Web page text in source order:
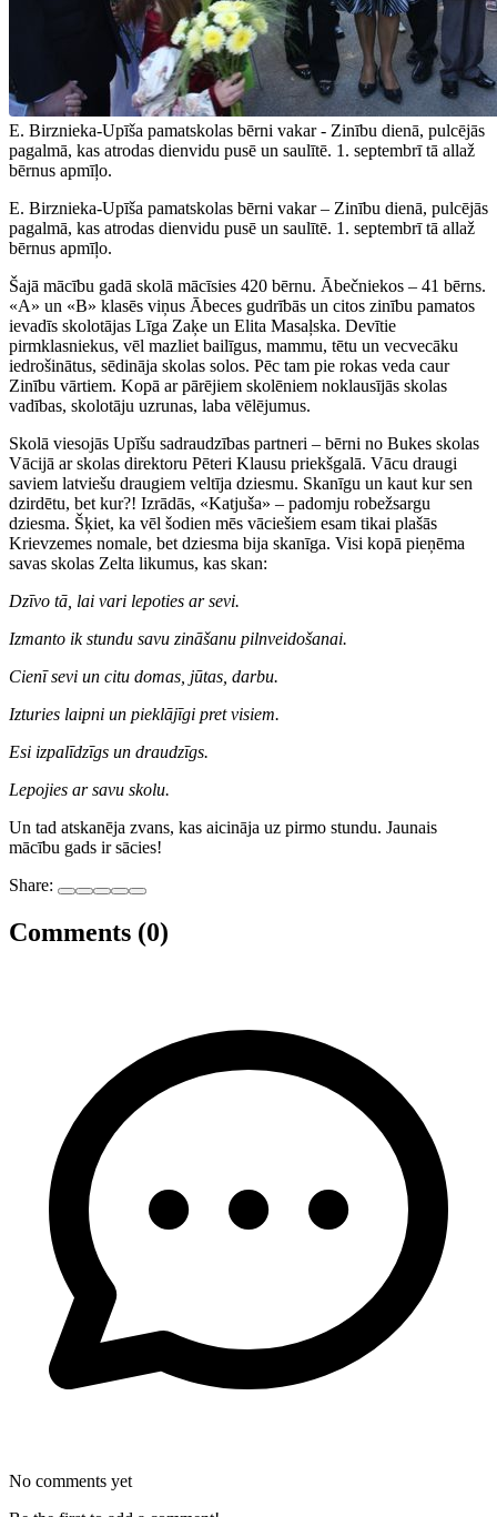
E. Birznieka-Upīša pamatskolas bērni vakar - Zinību dienā, pulcējās
pagalmā, kas atrodas dienvidu pusē un saulītē. 1. septembrī tā allaž
bērnus apmīļo.
E. Birznieka-Upīša pamatskolas bērni vakar – Zinību dienā, pulcējās
pagalmā, kas atrodas dienvidu pusē un saulītē. 1. septembrī tā allaž
bērnus apmīļo.
Šajā mācību gadā skolā mācīsies 420 bērnu. Ābečniekos – 41 bērns.
«A» un «B» klasēs viņus Ābeces gudrībās un citos zinību pamatos
ievadīs skolotājas Līga Zaķe un Elita Masaļska. Devītie
pirmklasniekus, vēl mazliet bailīgus, mammu, tētu un vecvecāku
iedrošinātus, sēdināja skolas solos. Pēc tam pie rokas veda caur
Zinību vārtiem. Kopā ar pārējiem skolēniem noklausījās skolas
vadības, skolotāju uzrunas, laba vēlējumus.
Skolā viesojās Upīšu sadraudzības partneri – bērni no Bukes skolas
Vācijā ar skolas direktoru Pēteri Klausu priekšgalā. Vācu draugi
saviem latviešu draugiem veltīja dziesmu. Skanīgu un kaut kur sen
dzirdētu, bet kur?! Izrādās, «Katjuša» – padomju robežsargu
dziesma. Šķiet, ka vēl šodien mēs vāciešiem esam tikai plašās
Krievzemes nomale, bet dziesma bija skanīga. Visi kopā pieņēma
savas skolas Zelta likumus, kas skan:
Dzīvo tā, lai vari lepoties ar sevi.
Izmanto ik stundu savu zināšanu pilnveidošanai.
Cienī sevi un citu domas, jūtas, darbu.
Izturies laipni un pieklājīgi pret visiem.
Esi izpalīdzīgs un draudzīgs.
Lepojies ar savu skolu.
Un tad atskanēja zvans, kas aicināja uz pirmo stundu. Jaunais
mācību gads ir sācies!
Share:
Comments (0)
No comments yet